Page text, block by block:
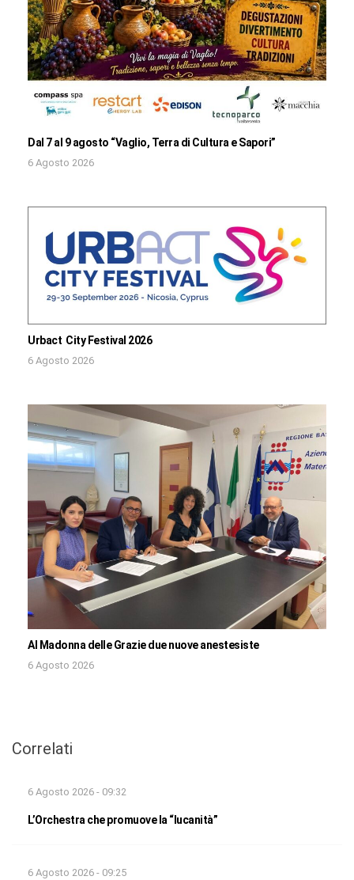
Dal 7 al 9 agosto “Vaglio, Terra di Cultura e Sapori”
6 Agosto 2026
Urbact City Festival 2026
6 Agosto 2026
Al Madonna delle Grazie due nuove anestesiste
6 Agosto 2026
Correlati
6 Agosto 2026 - 09:32
L’Orchestra che promuove la “lucanità”
6 Agosto 2026 - 09:25